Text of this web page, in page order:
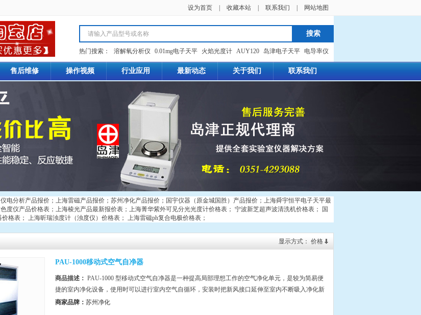
设为首页 收藏本站 联系我们 网站地图
热门搜索： 溶解氧分析仪 0.01mg电子天平 火焰光度计 AUY120 岛津电子天平 电导率仪
售后维修 操作视频 行业应用 最新动态 关于我们 联系我们
电分析产品报价； 上海雷磁产品报价； 苏州净化产品报价； 国宇仪器（原金城国胜）产品报价； 上海舜宇恒平电子天平最
度仪产品价格表； 上海棱光产品最新报价表； 上海菁华紫外可见分光光度计价格表； 宁波新芝超声波清洗机价格表；
国
价格表； 上海昕瑞浊度计（浊度仪）价格表； 上海雷磁ph复合电极价格表；
显示方式： 价格
PAU-1000移动式空气自净器
商品描述： PAU-1000 型移动式空气自净器是一种提高局部理想工作的空气净化单元，是较为简易便
捷的室内净化设备，使用时可以进行室内空气自循环，安装时把新风接口延伸至室内不断吸入净化新
风，是目前医院，药厂，科学实验单...
商家品牌： 苏州净化